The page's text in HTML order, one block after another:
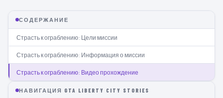
СОДЕРЖАНИЕ
Страсть к ограблению: Цели миссии
Страсть к ограблению: Информация о миссии
Страсть к ограблению: Видео прохождение
НАВИГАЦИЯ GTA LIBERTY CITY STORIES